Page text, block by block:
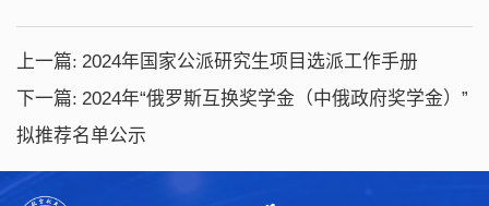
上一篇: 2024年国家公派研究生项目选派工作手册
下一篇: 2024年“俄罗斯互换奖学金（中俄政府奖学金）”
拟推荐名单公示